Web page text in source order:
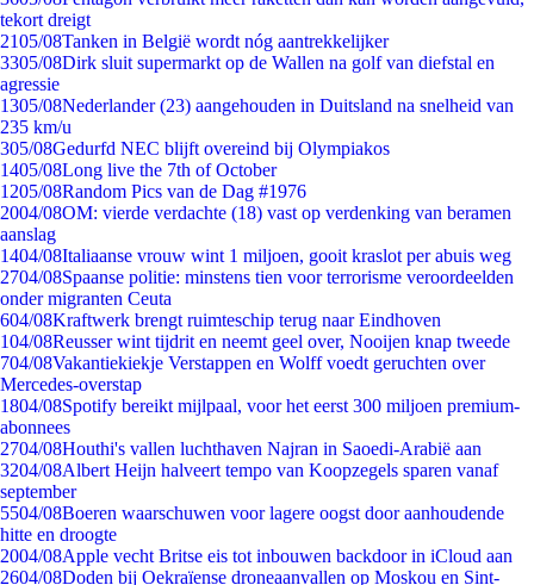
tekort dreigt
2105/08Tanken in België wordt nóg aantrekkelijker
3305/08Dirk sluit supermarkt op de Wallen na golf van diefstal en
agressie
1305/08Nederlander (23) aangehouden in Duitsland na snelheid van
235 km/u
305/08Gedurfd NEC blijft overeind bij Olympiakos
1405/08Long live the 7th of October
1205/08Random Pics van de Dag #1976
2004/08OM: vierde verdachte (18) vast op verdenking van beramen
aanslag
1404/08Italiaanse vrouw wint 1 miljoen, gooit kraslot per abuis weg
2704/08Spaanse politie: minstens tien voor terrorisme veroordeelden
onder migranten Ceuta
604/08Kraftwerk brengt ruimteschip terug naar Eindhoven
104/08Reusser wint tijdrit en neemt geel over, Nooijen knap tweede
704/08Vakantiekiekje Verstappen en Wolff voedt geruchten over
Mercedes-overstap
1804/08Spotify bereikt mijlpaal, voor het eerst 300 miljoen premium-
abonnees
2704/08Houthi's vallen luchthaven Najran in Saoedi-Arabië aan
3204/08Albert Heijn halveert tempo van Koopzegels sparen vanaf
september
5504/08Boeren waarschuwen voor lagere oogst door aanhoudende
hitte en droogte
2004/08Apple vecht Britse eis tot inbouwen backdoor in iCloud aan
2604/08Doden bij Oekraïense droneaanvallen op Moskou en Sint-